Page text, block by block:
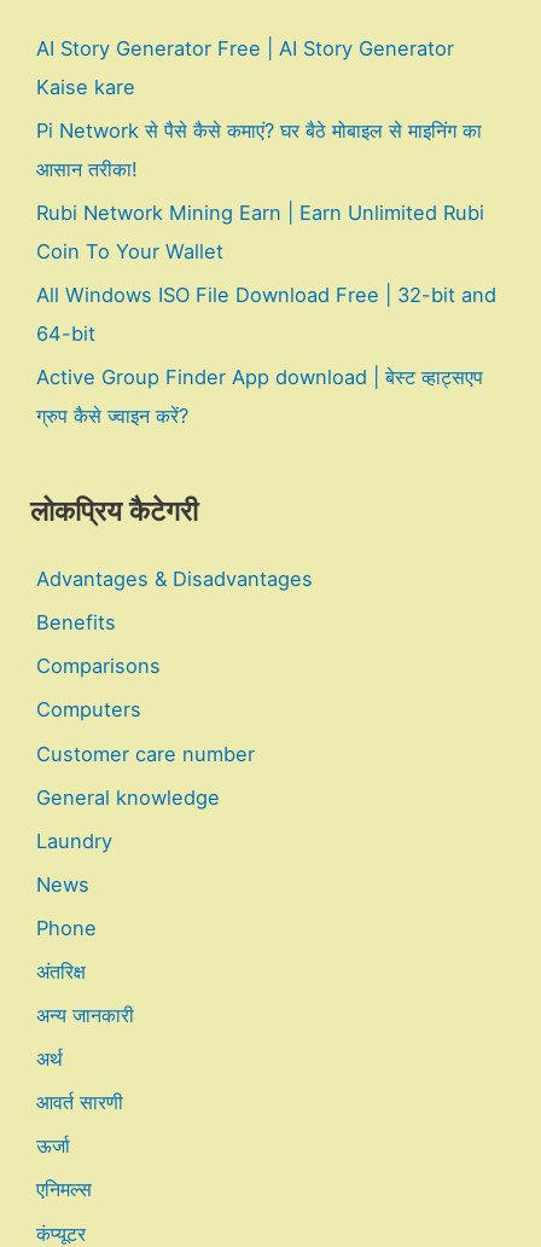
AI Story Generator Free | AI Story Generator
Kaise kare
Pi Network से पैसे कैसे कमाएं? घर बैठे मोबाइल से माइनिंग का
आसान तरीका!
Rubi Network Mining Earn | Earn Unlimited Rubi
Coin To Your Wallet
All Windows ISO File Download Free | 32-bit and
64-bit
Active Group Finder App download | बेस्ट व्हाट्सएप
ग्रुप कैसे ज्वाइन करें?
लोकप्रिय कैटेगरी
Advantages & Disadvantages
Benefits
Comparisons
Computers
Customer care number
General knowledge
Laundry
News
Phone
अंतरिक्ष
अन्य जानकारी
अर्थ
आवर्त सारणी
ऊर्जा
एनिमल्स
कंप्यूटर